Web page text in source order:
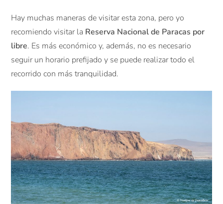
Hay muchas maneras de visitar esta zona, pero yo
recomiendo visitar la Reserva Nacional de Paracas por
libre. Es más económico y, además, no es necesario
seguir un horario prefijado y se puede realizar todo el
recorrido con más tranquilidad.